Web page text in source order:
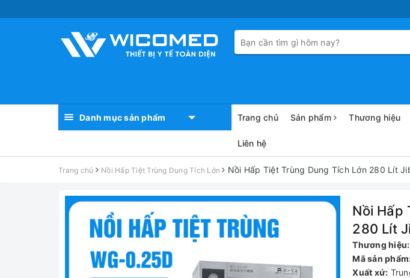
Danh mục sản phẩm Trang chủ Sản phẩm Thương hiệu
Liên hệ
Trang chủ Nồi Hấp Tiệt Trùng Dung Tích Lớn Nồi Hấp Tiệt Trùng Dung Tích Lớn 280 Lít
Nồi Hấp
280 Lít
Thương hiệu:
Mã sản
Xuất xứ: